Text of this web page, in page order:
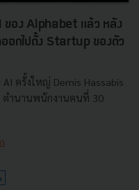
ของ Alphabet แล้ว หลัง
อกไปตั้ง Startup ของตัว
ครั้งใหญ่ Demis Hassabis
ตำนานพนักงานคนที่ 30